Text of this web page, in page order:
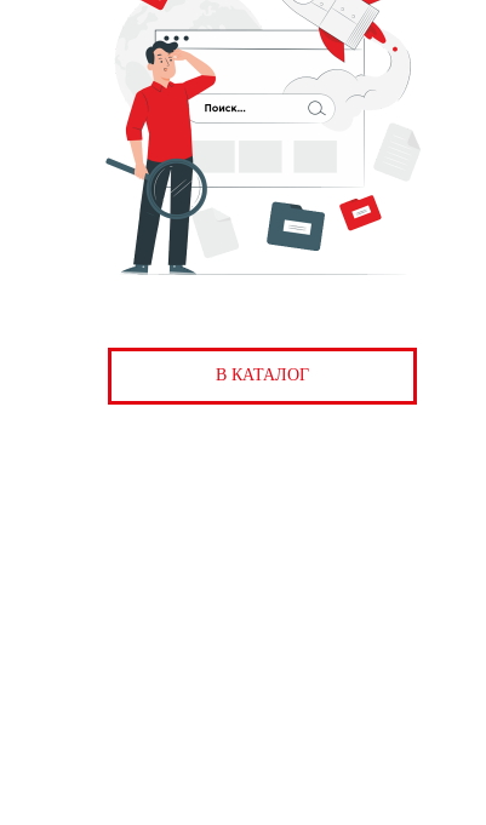
В КАТАЛОГ